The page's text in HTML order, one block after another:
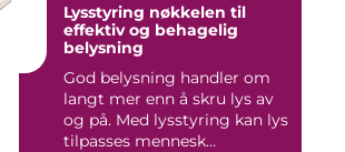
Lysstyring nøkkelen til
effektiv og behagelig
belysning
God belysning handler om
langt mer enn å skru lys av
og på. Med lysstyring kan lys
tilpasses mennesk...